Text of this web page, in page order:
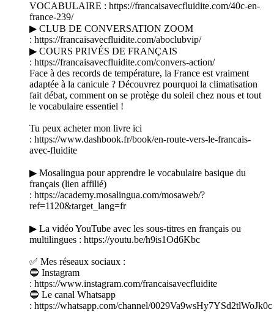
VOCABULAIRE : https://francaisavecfluidite.com/40c-en-
france-239/
▶ CLUB DE CONVERSATION ZOOM
: https://francaisavecfluidite.com/aboclubvip/
▶ COURS PRIVÉS DE FRANÇAIS
: https://francaisavecfluidite.com/convers-action/
Face à des records de température, la France est vraiment
adaptée à la canicule ? Découvrez pourquoi la climatisation
fait débat, comment on se protège du soleil chez nous et tout
le vocabulaire essentiel !
Tu peux acheter mon livre ici
: https://www.dashbook.fr/book/en-route-vers-le-francais-
avec-fluidite
▶ Mosalingua pour apprendre le vocabulaire basique du
français (lien affilié)
: https://academy.mosalingua.com/mosaweb/?
ref=1120&target_lang=fr
▶ La vidéo YouTube avec les sous-titres en français ou
multilingues : https://youtu.be/h9is1Od6Kbc
✅ Mes réseaux sociaux :
🔵 Instagram
: https://www.instagram.com/francaisavecfluidite
🔵 Le canal Whatsapp
: https://whatsapp.com/channel/0029Va9wsHy7YSd2tlWoJk0c